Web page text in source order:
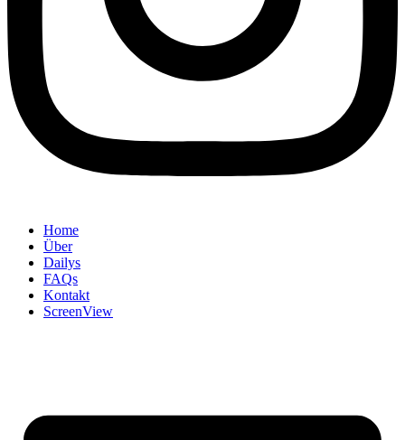
Home
Über
Dailys
FAQs
Kontakt
ScreenView